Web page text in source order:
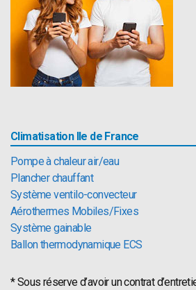
Climatisation Ile de France
Pompe à chaleur air/eau
Plancher chauffant
Système ventilo-convecteur
Aérothermes Mobiles/Fixes
Système gainable
Ballon thermodynamique ECS
* Sous réserve d’avoir un contrat